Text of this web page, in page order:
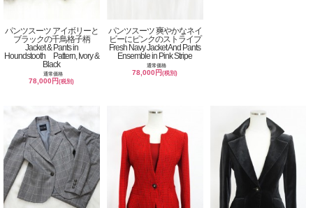
パンツスーツ アイボリーと
ブラックの千鳥格子柄
Jacket & Pants in
Houndstooth Pattern, Ivory &
Black
通常価格
78,000円(税別)
パンツスーツ 爽やかなネイ
ビーにピンクのストライプ
Fresh Navy Jacket And Pants
Ensemble in Pink Stripe
通常価格
78,000円(税別)